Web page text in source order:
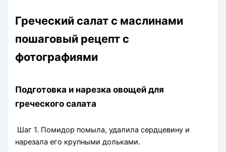
Греческий салат с маслинами
пошаговый рецепт с
фотографиями
Подготовка и нарезка овощей для
греческого салата
Шаг 1. Помидор помыла, удалила сердцевину и
нарезала его крупными дольками.